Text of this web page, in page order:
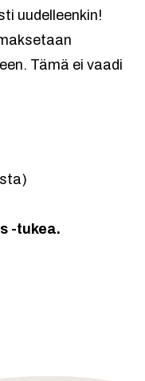
uudelleenkin!
Tämä ei vaadi
-tukea.